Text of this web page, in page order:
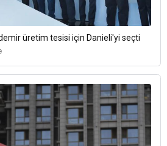
üretim tesisi için Danieli'yi seçti